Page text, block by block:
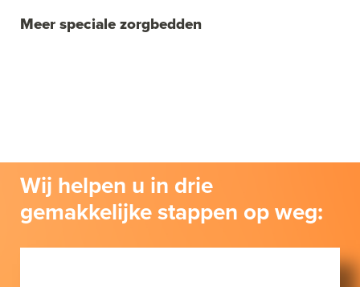
Meer speciale zorgbedden
Wij helpen u in drie
gemakkelijke stappen op weg: